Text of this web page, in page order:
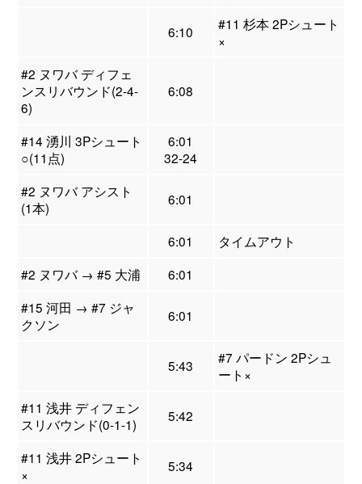
6:10
#11 杉本 2Pシュート
×
#2 ヌワバ ディフェ
ンスリバウンド(2-4-
6)
6:08
#14 湧川 3Pシュート
○(11点)
6:01
32-24
#2 ヌワバ アシスト
(1本)
6:01
6:01
タイムアウト
#2 ヌワバ → #5 大浦
6:01
#15 河田 → #7 ジャ
クソン
6:01
5:43
#7 パードン 2Pシュ
ート×
#11 浅井 ディフェン
スリバウンド(0-1-1)
5:42
#11 浅井 2Pシュート
×
5:34